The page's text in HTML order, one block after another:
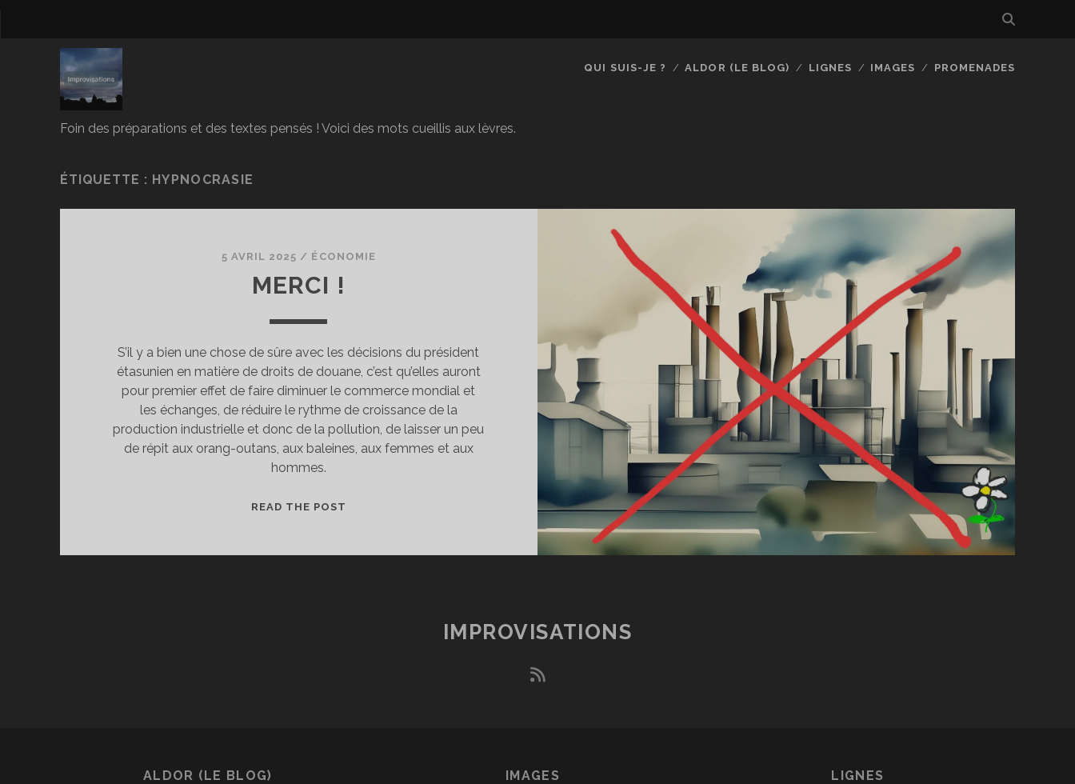
Foin des préparations et des textes pensés ! Voici des mots cueillis aux lèvres.
QUI SUIS-JE ? ALDOR (LE BLOG) LIGNES IMAGES PROMENADES
ÉTIQUETTE : HYPNOCRASIE
5 AVRIL 2025 / ÉCONOMIE
MERCI !
S’il y a bien une chose de sûre avec les décisions du président
étasunien en matière de droits de douane, c’est qu’elles auront
pour premier effet de faire diminuer le commerce mondial et
les échanges, de réduire le rythme de croissance de la
production industrielle et donc de la pollution, de laisser un peu
de répit aux orang-outans, aux baleines, aux femmes et aux
hommes.
READ THE POST
IMPROVISATIONS
rss
ALDOR (LE BLOG) IMAGES LIGNES